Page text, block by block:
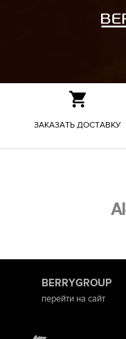
ЗАКАЗАТЬ ДОСТАВКУ
BERRYGROUP
перейти на сайт